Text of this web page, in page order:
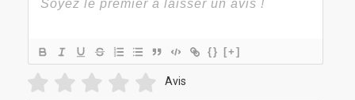
{} [+]
Avis